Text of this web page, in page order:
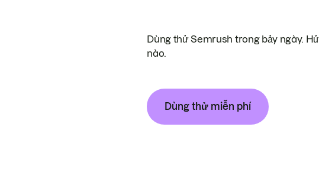
Dùng thử Semrush trong bảy ngày.
nào.
Dùng thử miễn phí